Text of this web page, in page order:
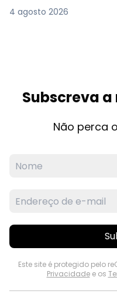
4 agosto 2026
Subscreva
Não perca
Este site é protegido pelo
Privacidadee os